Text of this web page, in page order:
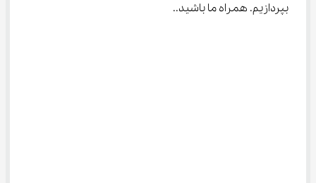
بپردازیم. همراه ما باشید..